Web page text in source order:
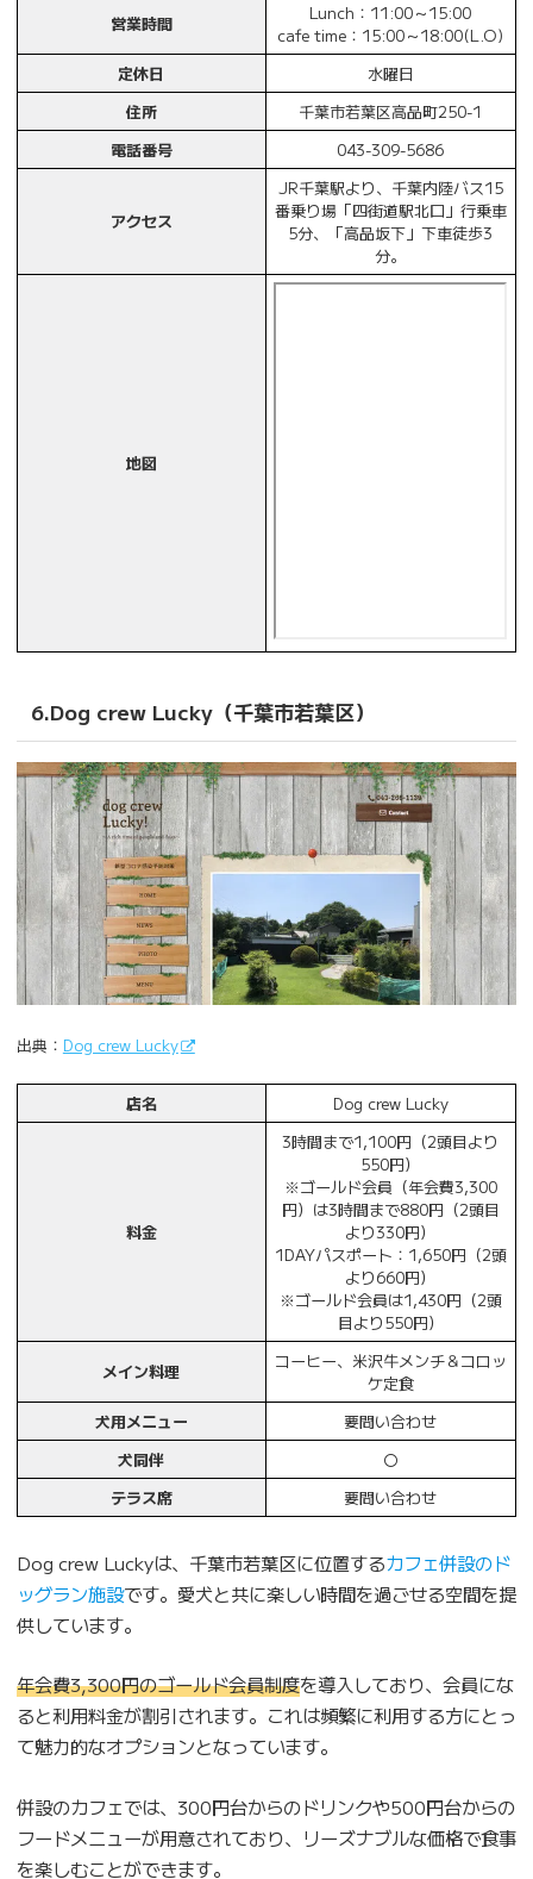
営業時間
Lunch：11:00～15:00
cafe time：15:00～18:00(L.O)
定休日
水曜日
住所
千葉市若葉区高品町250-1
電話番号
043-309-5686
アクセス
JR千葉駅より、千葉内陸バス15
番乗り場「四街道駅北口」行乗車
5分、「高品坂下」下車徒歩3
分。
地図
6.Dog crew Lucky（千葉市若葉区）
出典： Dog crew Lucky
店名 Dog crew Lucky
料金
3時間まで1,100円（2頭目より
550円）
※ゴールド会員（年会費3,300
円）は3時間まで880円（2頭目
より330円）
1DAYパスポート：1,650円（2頭
より660円）
※ゴールド会員は1,430円（2頭
目より550円）
メイン料理
コーヒー、米沢牛メンチ＆コロッ
ケ定食
犬用メニュー
要問い合わせ
犬同伴
〇
テラス席
要問い合わせ
Dog crew Luckyは、千葉市若葉区に位置するカフェ併設のド
ッグラン施設です。愛犬と共に楽しい時間を過ごせる空間を提
供しています。
年会費3,300円のゴールド会員制度を導入しており、会員にな
ると利用料金が割引されます。これは頻繁に利用する方にとっ
て魅力的なオプションとなっています。
併設のカフェでは、300円台からのドリンクや500円台からの
フードメニューが用意されており、リーズナブルな価格で食事
を楽しむことができます。